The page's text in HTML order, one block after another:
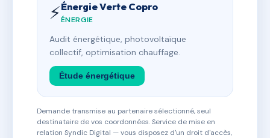
⚡Énergie Verte Copro
ÉNERGIE
Audit énergétique, photovoltaïque
collectif, optimisation chauffage.
Étude énergétique
Demande transmise au partenaire sélectionné, seul
destinataire de vos coordonnées. Service de mise en
relation Syndic Digital — vous disposez d'un droit d'accès,